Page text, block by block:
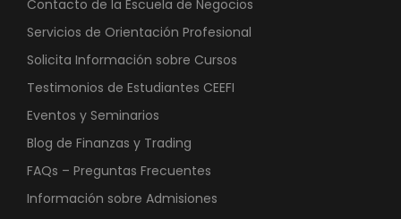
Contacto de la Escuela de Negocios
Servicios de Orientación Profesional
Solicita Información sobre Cursos
Testimonios de Estudiantes CEEFI
Eventos y Seminarios
Blog de Finanzas y Trading
FAQs – Preguntas Frecuentes
Información sobre Admisiones